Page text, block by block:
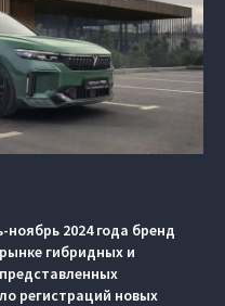
2024 года бренд
гибридных и
регистраций новых